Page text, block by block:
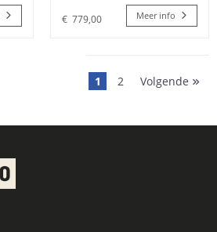
€ 779,00 Meer info
1 2 Volgende